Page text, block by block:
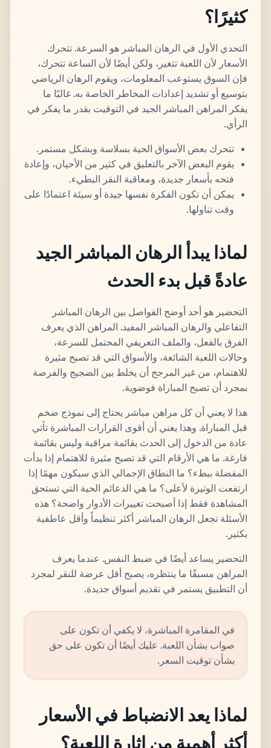
كثيرًا؟
التحدي الأول في الرهان المباشر هو السرعة. تتحرك
الأسعار لأن اللعبة تتغير، ولكن أيضًا لأن الساعة تتحرك،
فإن السوق يستوعب المعلومات، ويقوم الرهان الرياضي
بتوسيع أو تشديد إعدادات المخاطر الخاصة به. غالبًا ما
يفكر المراهن المباشر الجيد في التوقيت بقدر ما يفكر في
الرأي.
تتحرك بعض الأسواق الحية بسلاسة وبشكل مستمر.
يقوم البعض الآخر بالتعليق في كثير من الأحيان، وإعادة
فتحه بأسعار جديدة، ومعاقبة النقر البطيء.
يمكن أن تكون الفكرة نفسها جيدة أو سيئة اعتمادًا على
وقت تناولها.
لماذا يبدأ الرهان المباشر الجيد
عادةً قبل بدء الحدث
التحضير هو أحد أوضح الفواصل بين الرهان المباشر
التفاعلي والرهان المباشر المفيد. المراهن الذي يعرف
الفرق بالفعل، والملف التعريفي المحتمل للسرعة،
وحالات اللعبة الشائعة، والأسواق التي قد تصبح مثيرة
للاهتمام، من غير المرجح أن يخلط بين الضجيج والفرصة
بمجرد أن تصبح المباراة فوضوية.
هذا لا يعني أن كل مراهن مباشر يحتاج إلى نموذج ضخم
قبل المباراة. وهذا يعني أن أقوى القرارات المباشرة تأتي
عادة من الدخول إلى الحدث بقائمة مراقبة وليس بقائمة
فارغة. ما هي الأرقام التي قد تصبح مثيرة للاهتمام إذا بدأت
المفضلة ببطء؟ ما النطاق الإجمالي الذي سيكون مهمًا إذا
ارتفعت الوتيرة لأعلى؟ ما هي الدعائم الحية التي تستحق
المشاهدة فقط إذا أصبحت تغييرات الأدوار واضحة؟ هذه
الأسئلة تجعل الرهان المباشر أكثر تنظيماً وأقل عاطفية
بكثير.
التحضير يساعد أيضًا في ضبط النفس. عندما يعرف
المراهن مسبقًا ما ينتظره، يصبح أقل عرضة للنقر لمجرد
أن التطبيق يستمر في تقديم أسواق جديدة.
في المقامرة المباشرة، لا يكفي أن تكون على
صواب بشأن اللعبة. عليك أيضًا أن تكون على حق
بشأن توقيت السعر.
لماذا يعد الانضباط في الأسعار
أكثر أهمية من إثارة اللعبة؟